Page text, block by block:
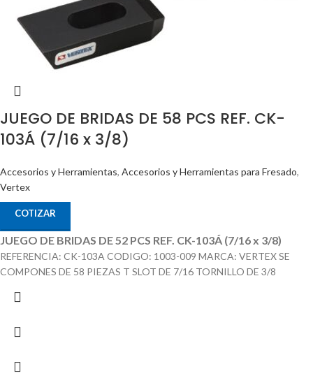
JUEGO DE BRIDAS DE 58 PCS REF. CK-
103Á (7/16 x 3/8)
Accesorios y Herramientas, Accesorios y Herramientas para Fresado,
Vertex
COTIZAR
JUEGO DE BRIDAS DE 52 PCS REF. CK-103Á (7/16 x 3/8)
REFERENCIA: CK-103A CODIGO: 1003-009 MARCA: VERTEX SE
COMPONES DE 58 PIEZAS T SLOT DE 7/16 TORNILLO DE 3/8